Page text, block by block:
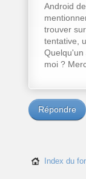
Android
trouver
tentative,
Quelqu'un
moi ?
Répondre
Index du